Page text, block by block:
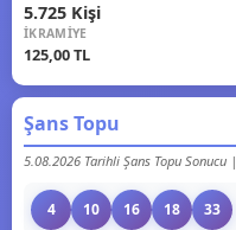
5.725 Kişi
İKRAMIYE
125,00 TL
Şans Topu
5.08.2026 Tarihli Şans Topu
4 10 16 18 33